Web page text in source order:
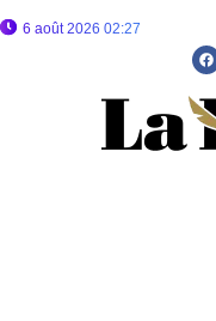
6 août 2026 02:27